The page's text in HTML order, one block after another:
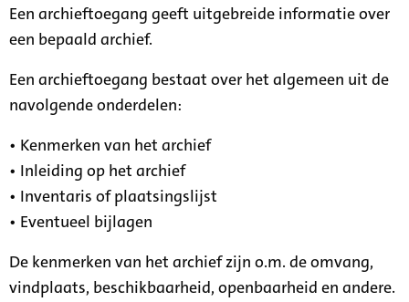
Een archieftoegang geeft uitgebreide informatie over
een bepaald archief.
Een archieftoegang bestaat over het algemeen uit de
navolgende onderdelen:
• Kenmerken van het archief
• Inleiding op het archief
• Inventaris of plaatsingslijst
• Eventueel bijlagen
De kenmerken van het archief zijn o.m. de omvang,
vindplaats, beschikbaarheid, openbaarheid en andere.